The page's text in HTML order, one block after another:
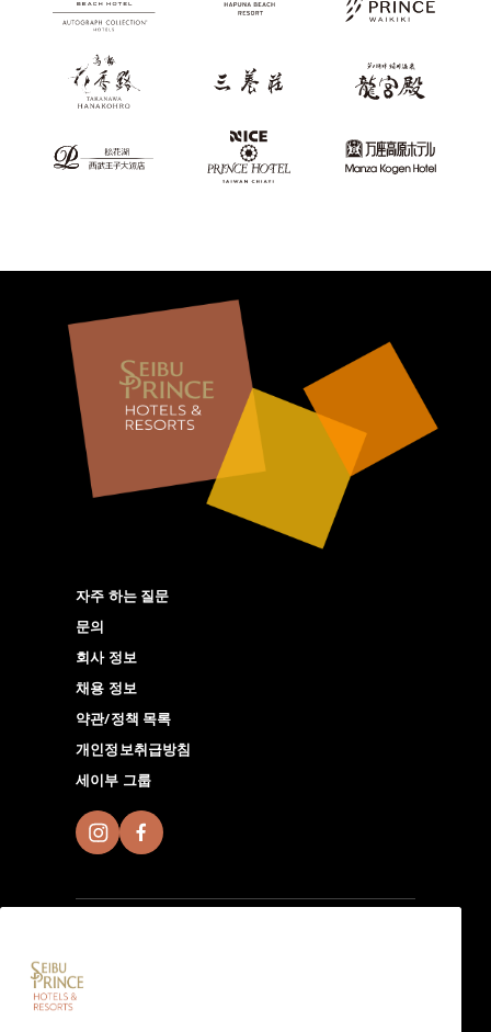
자주 하는 질문
문의
회사 정보
채용 정보
약관/정책 목록
개인정보취급방침
세이부 그룹
Seibu Prince Global Rewards에 가입하고 전 세계에 있